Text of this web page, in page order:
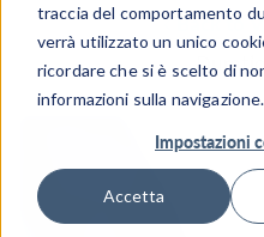
traccia del comportamento
verrà utilizzato un unico
ricordare che si è scelto di
informazioni sulla navigazione.
Impostazioni
Accetta
Back to